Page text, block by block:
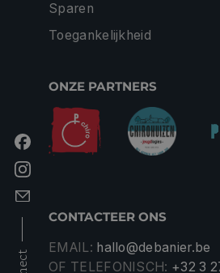
Sparen
Toegankelijkheid
ONZE PARTNERS
CONTACTEER ONS
EMAIL: hallo@debanier.be
OF TELEFONISCH: +32 3